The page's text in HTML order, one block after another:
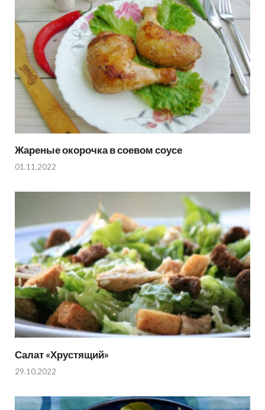
Жареные окорочка в соевом соусе
01.11.2022
Салат «Хрустящий»
29.10.2022